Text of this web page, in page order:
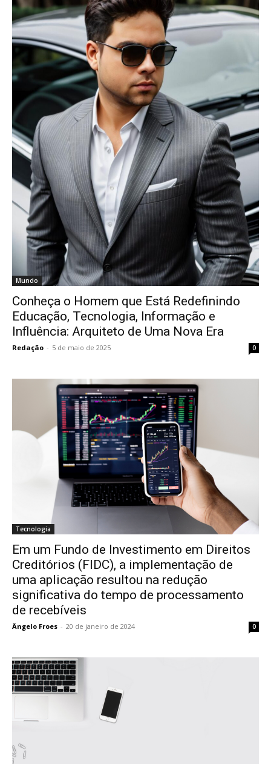
Mundo
Conheça o Homem que Está Redefinindo
Educação, Tecnologia, Informação e
Influência: Arquiteto de Uma Nova Era
Redação - 5 de maio de 2025 0
Tecnologia
Em um Fundo de Investimento em Direitos
Creditórios (FIDC), a implementação de
uma aplicação resultou na redução
significativa do tempo de processamento
de recebíveis
Ângelo Froes - 20 de janeiro de 2024 0